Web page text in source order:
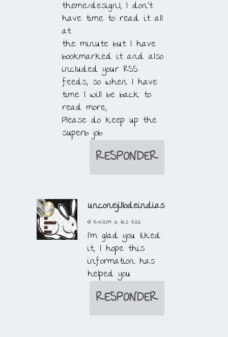
theme/design), I don’t
have time to read it all
at
the minute but I have
bookmarked it and also
included your RSS
feeds, so when I have
time I will be back to
read more,
Please do keep up the
superb job.
RESPONDER
unconejillodeindias
el 16/11/2019 a las 18:22
I’m glad you liked
it, I hope this
information has
helped you
RESPONDER